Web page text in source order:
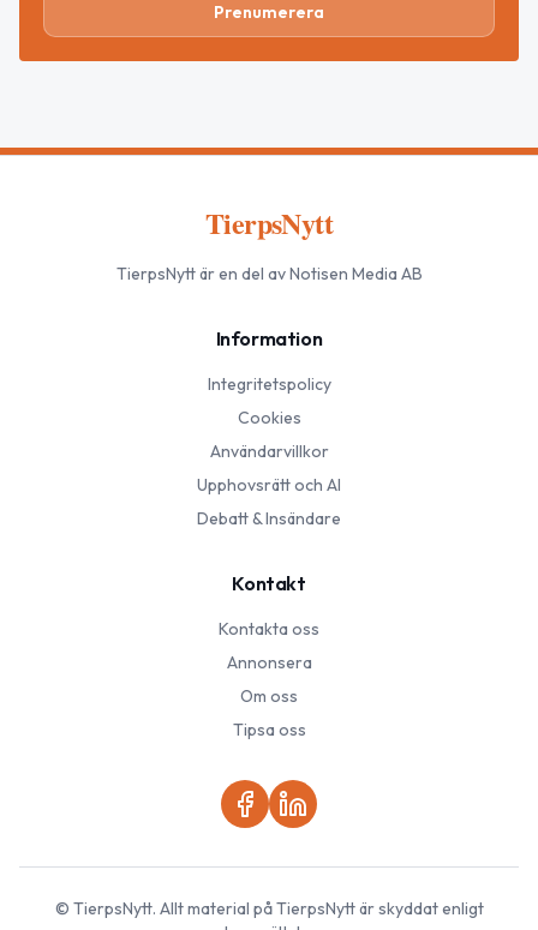
Prenumerera
TierpsNytt
TierpsNyttär en del av Notisen Media AB
Information
Integritetspolicy
Cookies
Användarvillkor
Upphovsrätt och AI
Debatt & Insändare
Kontakt
Kontakta oss
Annonsera
Om oss
Tipsa oss
© TierpsNytt. Allt material påTierpsNyttär skyddat enligt